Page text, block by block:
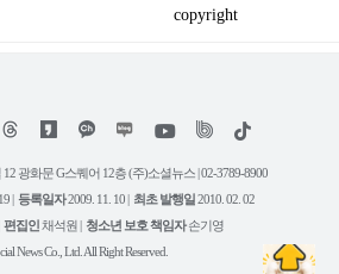
copyright
위
트
유
튜
틱
광화문 G스퀘어 12층 (주)소셜뉴스 | 02-3789-8900
| 등록일자2009. 11. 10 | 최초 발행일2010. 02. 02
편집인채석원 | 청소년 보호 책임자손기영
News Co., Ltd. All Right Reserved.